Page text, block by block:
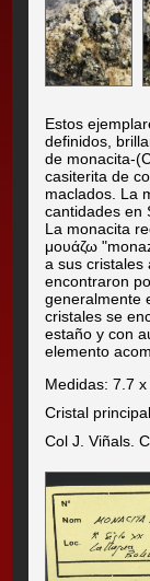
Estos
definidos,
de monacita-
casiterita de
maclados. La
cantidades en
La monacita
μουάζω
a sus cristales
encontraron
generalmente
cristales se
estaño y con
elemento
Medidas: 7.7 x
Cristal
Col J. Viñals.